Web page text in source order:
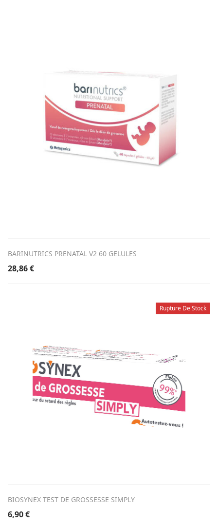
BARINUTRICS PRENATAL V2 60 GELULES
28,86€
Rupture De Stock
BIOSYNEX TEST DE GROSSESSE SIMPLY
6,90€